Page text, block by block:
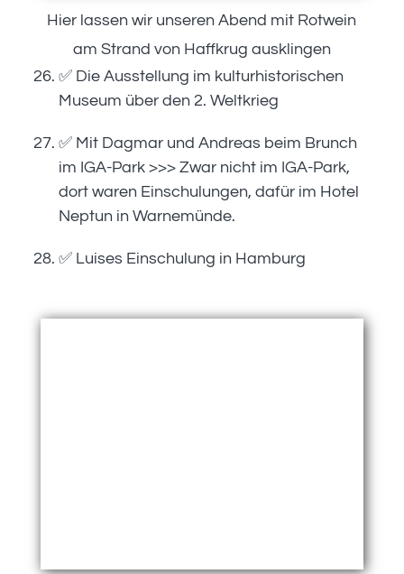
Hier lassen wir unseren Abend mit Rotwein
am Strand von Haffkrug ausklingen
✅ Die Ausstellung im kulturhistorischen
Museum über den 2. Weltkrieg
✅ Mit Dagmar und Andreas beim Brunch
im IGA-Park >>> Zwar nicht im IGA-Park,
dort waren Einschulungen, dafür im Hotel
Neptun in Warnemünde.
✅ Luises Einschulung in Hamburg